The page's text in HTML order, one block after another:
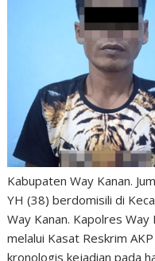
Kabupaten Way Kanan.
YH (38) berdomisili di
Way Kanan. Kapolres Way
melalui Kasat Reskrim
kronologis kejadian pada